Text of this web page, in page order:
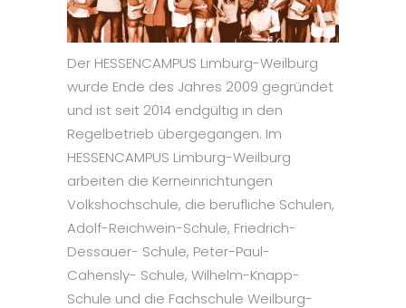
Der HESSENCAMPUS Limburg-Weilburg
wurde Ende des Jahres 2009 gegründet
und ist seit 2014 endgültig in den
Regelbetrieb übergegangen. Im
HESSENCAMPUS Limburg-Weilburg
arbeiten die Kerneinrichtungen
Volkshochschule, die berufliche Schulen,
Adolf-Reichwein-Schule, Friedrich-
Dessauer- Schule, Peter-Paul-
Cahensly- Schule, Wilhelm-Knapp-
Schule und die Fachschule Weilburg-